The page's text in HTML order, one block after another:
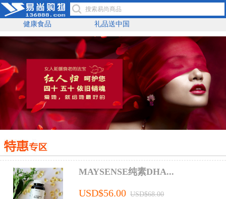
健康食品 礼品送中国
MAYSENSE纯素DHA...
USD$56.00 USD$68.00